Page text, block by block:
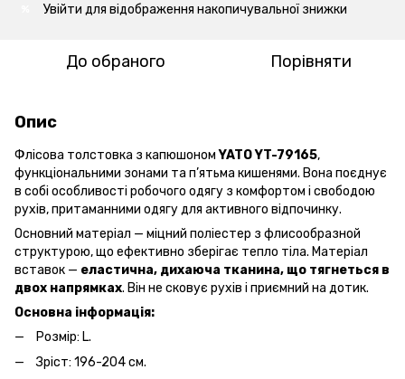
Увійти для відображення накопичувальної знижки
До обраного Порівняти
Опис
Флісова толстовка з капюшономYATO YT-79165,
функціональними зонами та п’ятьма кишенями. Вона поєднує
в собі особливості робочого одягу з комфортом і свободою
рухів, притаманними одягу для активного відпочинку.
Основний матеріал — міцний поліестер з флисообразной
структурою, що ефективно зберігає тепло тіла. Матеріал
вставок — еластична, дихаюча тканина, що тягнеться в
двох напрямках. Він не сковує рухів і приємний на дотик.
Основна інформація:
Розмір: L.
Зріст: 196-204 см.